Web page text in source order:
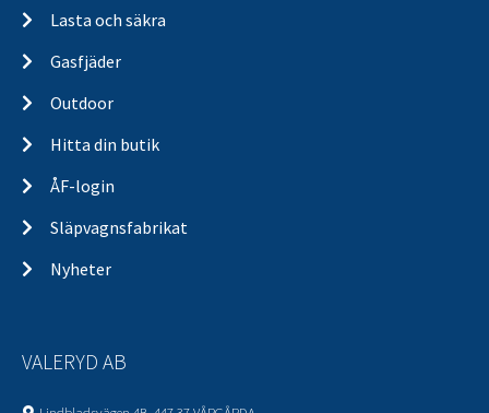
Lasta och säkra
Gasfjäder
Outdoor
Hitta din butik
ÅF-login
Släpvagnsfabrikat
Nyheter
VALERYD AB